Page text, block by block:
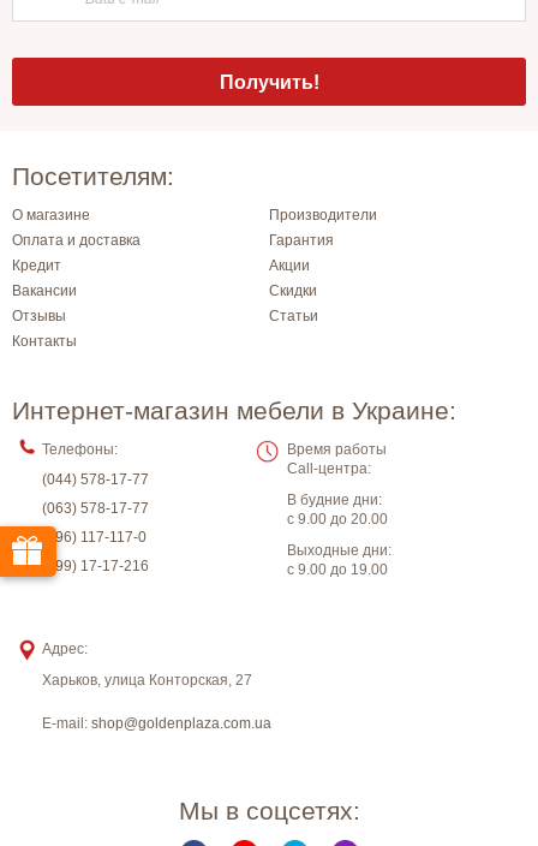
Посетителям:
О магазине
Производители
Оплата и доставка
Гарантия
Кредит
Акции
Вакансии
Скидки
Отзывы
Статьи
Контакты
Интернет-магазин мебели в Украине:
Телефоны:
(044) 578-17-77
(063) 578-17-77
(096) 117-117-0
(099) 17-17-216
Время работы
Call-центра:
В будние дни:
с 9.00 до 20.00
Выходные дни:
с 9.00 до 19.00
Адрес:
Харьков, улица Конторская, 27
E-mail: shop@goldenplaza.com.ua
Мы в соцсетях: